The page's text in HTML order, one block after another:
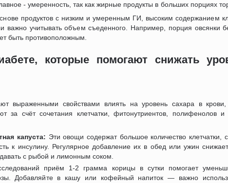
- умеренность, так как жирные продукты в больших порциях
продуктов с низким и умеренным ГИ, высоким содержанием
важно учитывать объем съеденного. Например, порция овсянки
быть противоположным.
которые помогают снижать
выраженными свойствами влиять на уровень сахара в
за счёт сочетания клетчатки, фитонутриентов, полифенолов
капуста: Эти овощи содержат большое количество
к инсулину. Регулярное добавление их в обед или ужин
с рыбой и лимонным соком.
приём 1-2 грамма корицы в сутки помогает
Добавляйте в кашу или кофейный напиток — важно